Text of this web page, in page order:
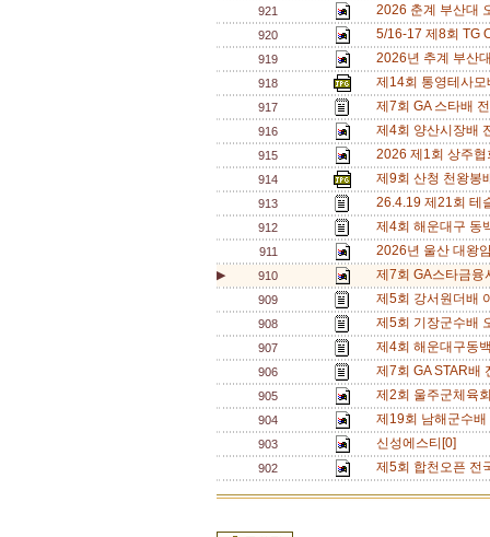
921 2026 춘계 부산대
920 5/16-17 제8회 TG
919 2026년 추계 부산
918 제14회 통영테사
917 제7회 GA 스타배
916 제4회 양산시장배
915 2026 제1회 상주
914 제9회 산청 천왕봉
913 26.4.19 제21회 테
912 제4회 해운대구 동
911 2026년 울산 대왕
▶ 910 제7회 GA스타금융
909 제5회 강서원더배
908 제5회 기장군수배
907 제4회 해운대구동
906 제7회 GA STAR배
905 제2회 울주군체육
904 제19회 남해군수
903 신성에스티[0]
902 제5회 합천오픈 전